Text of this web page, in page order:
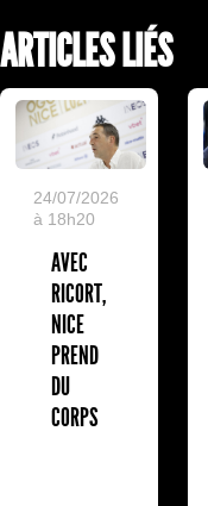
ARTICLES LIÉS
24/07/2026
à 18h20
AVEC
RICORT,
NICE
PREND
DU
CORPS